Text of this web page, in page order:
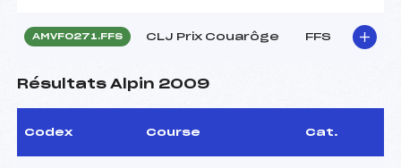
AMVF0271.FFS CLJ Prix Couarôge FFS
Résultats Alpin 2009
Codex Course Cat.